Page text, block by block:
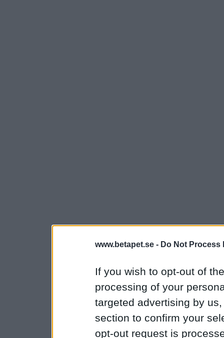
www.betapet.se - Do Not Process
If you wish to opt-out of
processing of your
targeted advertising by
section to confirm your
opt-out request is